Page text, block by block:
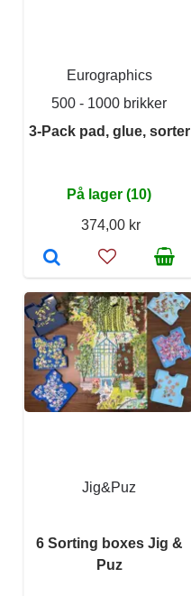
Eurographics
500 - 1000 brikker
3-Pack pad, glue, sorter
På lager (10)
374,00 kr
Jig&Puz
6 Sorting boxes Jig &
Puz